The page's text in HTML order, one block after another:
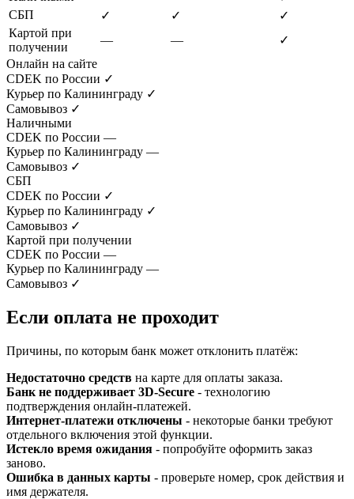
СБП
✓ ✓
✓
Картой при
получении
— —
✓
Онлайн на сайте
CDEK по России ✓
Курьер по Калининграду ✓
Самовывоз ✓
Наличными
CDEK по России —
Курьер по Калининграду —
Самовывоз ✓
СБП
CDEK по России ✓
Курьер по Калининграду ✓
Самовывоз ✓
Картой при получении
CDEK по России —
Курьер по Калининграду —
Самовывоз ✓
Если оплата не проходит
Причины, по которым банк может отклонить платёж:
Недостаточно средств на карте для оплаты заказа.
Банк не поддерживает 3D-Secure - технологию
подтверждения онлайн-платежей.
Интернет-платежи отключены - некоторые банки требуют
отдельного включения этой функции.
Истекло время ожидания - попробуйте оформить заказ
заново.
Ошибка в данных карты - проверьте номер, срок действия и
имя держателя.